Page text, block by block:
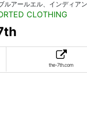
アールエル、インディア
CLOTHING
the-7th.com